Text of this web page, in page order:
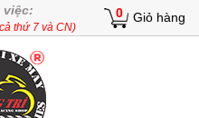
việc:
thứ 7 và CN)
0 Giỏ hàng